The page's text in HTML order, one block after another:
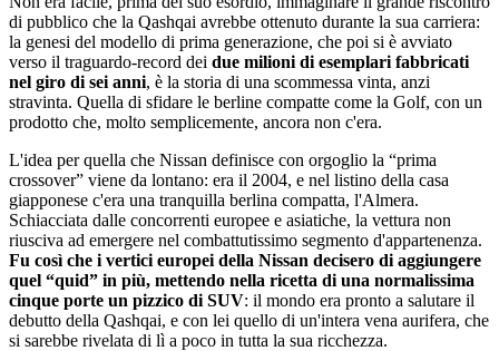
di pubblico che la Qashqai avrebbe ottenuto durante la sua carriera:
la genesi del modello di prima generazione, che poi si è avviato
verso il traguardo-record dei due milioni di esemplari fabbricati
nel giro di sei anni, è la storia di una scommessa vinta, anzi
stravinta. Quella di sfidare le berline compatte come la Golf, con un
prodotto che, molto semplicemente, ancora non c'era.
L'idea per quella che Nissan definisce con orgoglio la “prima
crossover” viene da lontano: era il 2004, e nel listino della casa
giapponese c'era una tranquilla berlina compatta, l'Almera.
Schiacciata dalle concorrenti europee e asiatiche, la vettura non
riusciva ad emergere nel combattutissimo segmento d'appartenenza.
Fu così che i vertici europei della Nissan decisero di aggiungere
quel “quid” in più, mettendo nella ricetta di una normalissima
cinque porte un pizzico di SUV: il mondo era pronto a salutare il
debutto della Qashqai, e con lei quello di un'intera vena aurifera, che
si sarebbe rivelata di lì a poco in tutta la sua ricchezza.